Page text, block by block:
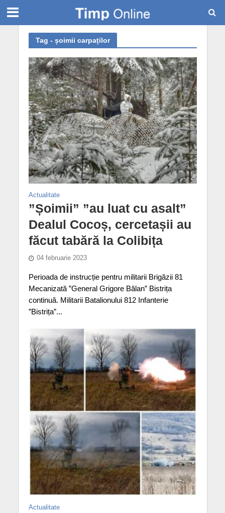
Tag - șoimii carpaților
Actualitate
”Șoimii” ”au luat cu asalt”
Dealul Cocoș, cercetașii au
făcut tabără la Colibița
04 februarie 2023
Perioada de instrucție pentru militarii Brigăzii 81
Mecanizată ”General Grigore Bălan” Bistrița
continuă. Militarii Batalionului 812 Infanterie
”Bistrița”...
Actualitate